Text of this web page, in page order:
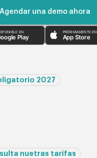
Agendar una demo ahora
EN
Play
PRÓXIMAMENTE EN
App Store
2027
nuetras tarifas